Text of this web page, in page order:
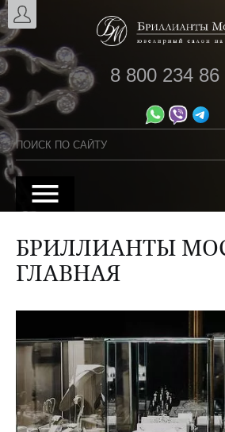
8 800 234 86
БРИЛЛИАНТЫ
ГЛАВНАЯ